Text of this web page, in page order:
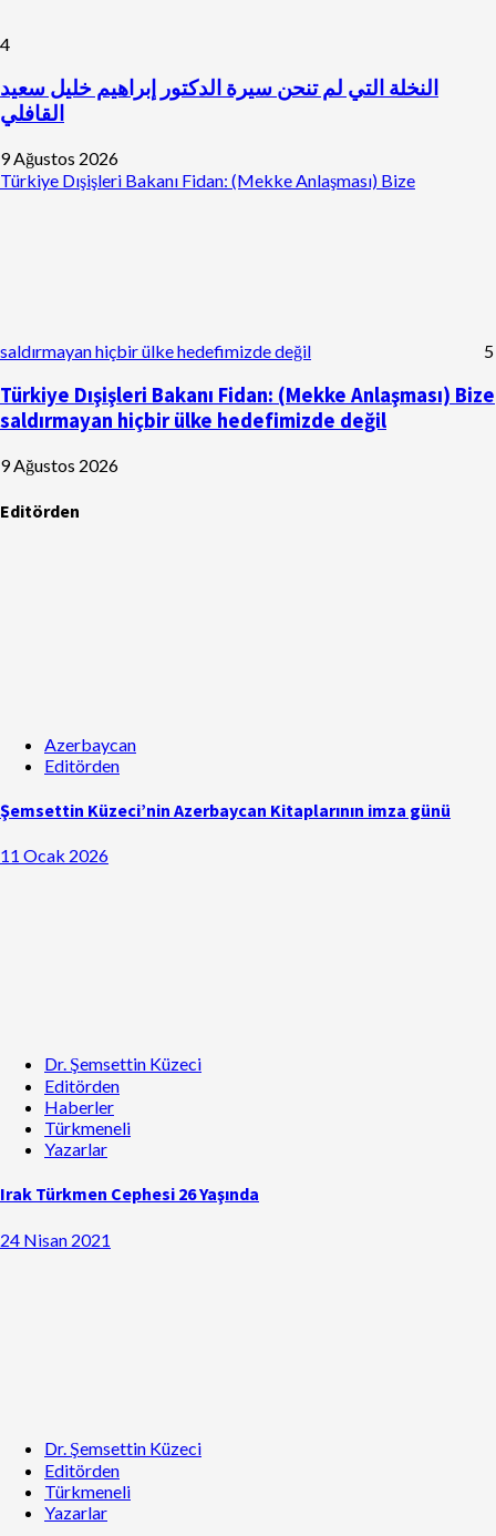
4
النخلة التي لم تنحن سيرة الدكتور إبراهيم خليل سعيد
القافلي
9 Ağustos 2026
Türkiye Dışişleri Bakanı Fidan: (Mekke Anlaşması) Bize
saldırmayan hiçbir ülke hedefimizde değil 5
Türkiye Dışişleri Bakanı Fidan: (Mekke Anlaşması) Bize
saldırmayan hiçbir ülke hedefimizde değil
9 Ağustos 2026
Editörden
Azerbaycan
Editörden
Şemsettin Küzeci’nin Azerbaycan Kitaplarının imza günü
11 Ocak 2026
Dr. Şemsettin Küzeci
Editörden
Haberler
Türkmeneli
Yazarlar
Irak Türkmen Cephesi 26 Yaşında
24 Nisan 2021
Dr. Şemsettin Küzeci
Editörden
Türkmeneli
Yazarlar